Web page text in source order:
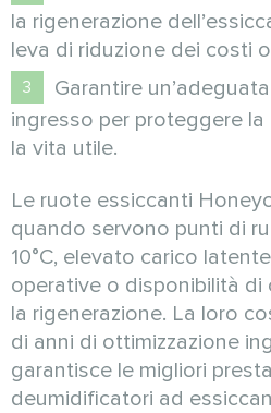
la rigenerazione
leva di riduzione dei costi
Garantire
ingresso per proteggere
la vita utile.
Le ruote essiccanti
quando servono punti di
10°C, elevato carico
operative o disponibilità di
la rigenerazione. La loro
di anni di ottimizzazione
garantisce le migliori
deumidificatori ad